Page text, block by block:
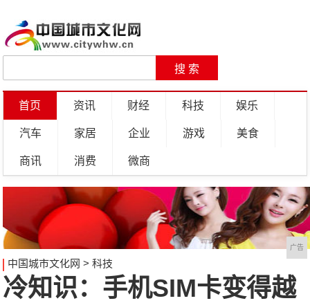
首页 资讯 财经 科技 娱乐
汽车 家居 企业 游戏 美食
商讯 消费 微商
广告
中国城市文化网 > 科技
冷知识：手机SIM卡变得越